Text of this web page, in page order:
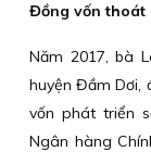
Đồng vốn thoát
Năm 2017, bà
huyện Đầm Dơi,
vốn phát triển
Ngân hàng